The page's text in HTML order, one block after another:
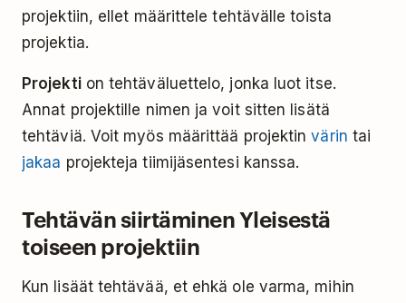
projektiin, ellet määrittele tehtävälle toista
projektia.
Projektion tehtäväluettelo, jonka luot itse.
Annat projektille nimen ja voit sitten lisätä
tehtäviä. Voit myös määrittää projektinvärin tai
jakaa projekteja tiimijäsentesi kanssa.
Tehtävän siirtäminen Yleisestä
toiseen projektiin
Kun lisäät tehtävää, et ehkä ole varma, mihin